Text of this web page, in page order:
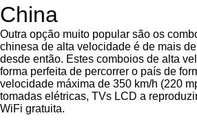
China
Outra opção muito popular são os
chinesa de alta velocidade é de mais
desde então. Estes comboios de alta
forma perfeita de percorrer o país de
velocidade máxima de 350 km/h (220
tomadas elétricas, TVs LCD a
WiFi gratuita.